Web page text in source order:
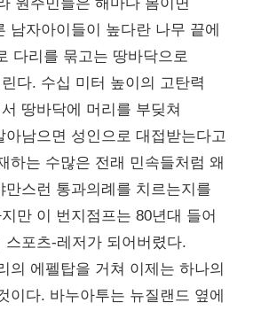
남자아이들이 높다란 나무 끝에
다리를 묶고는 땅바닥으로
다. 수십 미터 높이의 고탄력
땅바닥에 머리를 부딪쳐
아남으면 성인으로 대접받는다고
하는 수많은 전래 민속들처럼 왜
만스런 통과의례를 치르는지를
만 이 번지점프는 80년대 들어
스포츠-레저가 되어버렸다.
의 에펠탑을 거쳐 이제는 하나의
이다. 바누아투는 뉴질랜드 옆에